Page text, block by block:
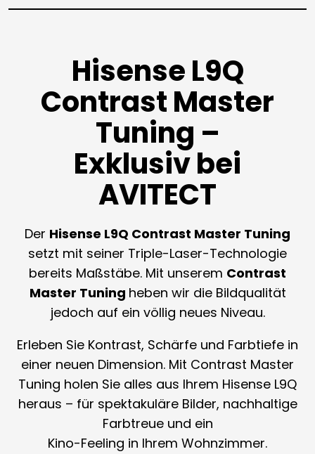
Hisense L9Q
Contrast Master
Tuning –
Exklusiv bei
AVITECT
Der Hisense L9Q Contrast Master Tuning
setzt mit seiner Triple-Laser-Technologie
bereits Maßstäbe. Mit unserem Contrast
Master Tuning heben wir die Bildqualität
jedoch auf ein völlig neues Niveau.
Erleben Sie Kontrast, Schärfe und Farbtiefe in
einer neuen Dimension. Mit Contrast Master
Tuning holen Sie alles aus Ihrem Hisense L9Q
heraus – für spektakuläre Bilder, nachhaltige
Farbtreue und ein
Kino-Feeling in Ihrem Wohnzimmer.